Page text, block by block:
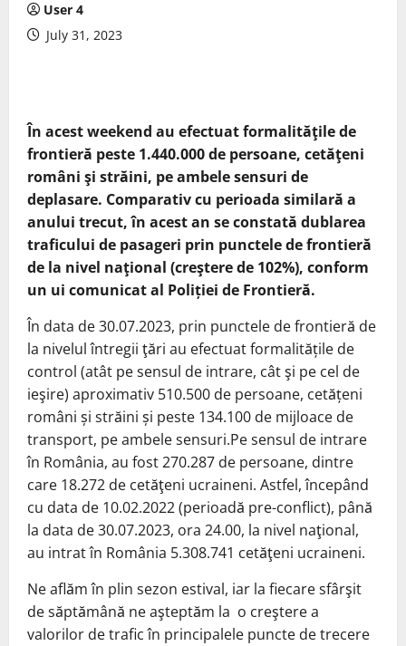
User 4
July 31, 2023
În acest weekend au efectuat formalităţile de
frontieră peste 1.440.000 de persoane, cetăţeni
români şi străini, pe ambele sensuri de
deplasare. Comparativ cu perioada similară a
anului trecut, în acest an se constată dublarea
traficului de pasageri prin punctele de frontieră
de la nivel naţional (creştere de 102%), conform
un ui comunicat al Poliției de Frontieră.
În data de 30.07.2023, prin punctele de fro­ntieră de
la nivelul întregii ţări au efectuat formalitățile de
control (atât pe sensul de intrare, cât şi pe cel de
ieşire) aproximativ 510.500 de persoane, cetățeni
români și străini și peste 134.100 de mijloace de
transport, pe ambele sensuri.Pe sensul de intrare
în România, au fost 270.287 de persoane, dintre
care 18.272 de cetăţeni ucraineni. Astfel, începând
cu data de 10.02.2022 (perioadă pre-conflict), până
la data de 30.07.2023, ora 24.00, la nivel naţional,
au intrat în România 5.308.741 cetăţeni ucraineni.
Ne aflăm în plin sezon estival, iar la fiecare sfârşit
de săptămână ne aşteptăm la o creştere a
valorilor de trafic în principalele puncte de trecere